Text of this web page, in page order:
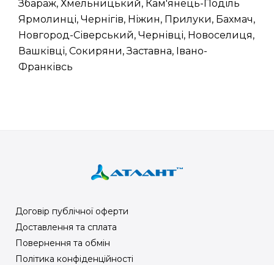
Збараж, Хмельницький, Кам'янець-Поділь
Ярмолинці, Чернігів, Ніжин, Прилуки, Бахмач,
Новгород-Сіверський, Чернівці, Новоселиця,
Вашківці, Сокиряни, Заставна, Івано-
Франківсь
Договір публічної оферти
Доставлення та сплата
Повернення та обмін
Політика конфіденційності